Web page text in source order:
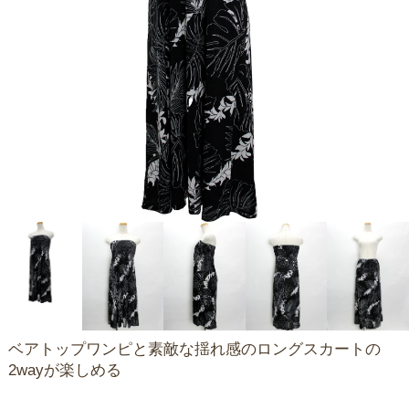
ベアトップワンピと素敵な揺れ感のロングスカートの
2wayが楽しめる